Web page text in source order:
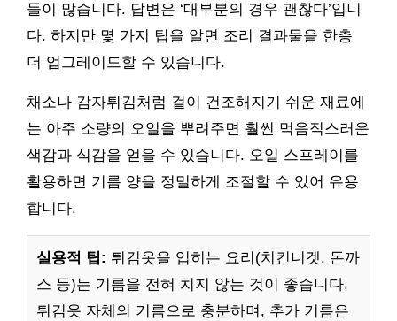
들이 많습니다. 답변은 ‘대부분의 경우 괜찮다’입니
다. 하지만 몇 가지 팁을 알면 조리 결과물을 한층
더 업그레이드할 수 있습니다.
채소나 감자튀김처럼 겉이 건조해지기 쉬운 재료에
는 아주 소량의 오일을 뿌려주면 훨씬 먹음직스러운
색감과 식감을 얻을 수 있습니다. 오일 스프레이를
활용하면 기름 양을 정밀하게 조절할 수 있어 유용
합니다.
실용적 팁: 튀김옷을 입히는 요리(치킨너겟, 돈까
스 등)는 기름을 전혀 치지 않는 것이 좋습니다.
튀김옷 자체의 기름으로 충분하며, 추가 기름은